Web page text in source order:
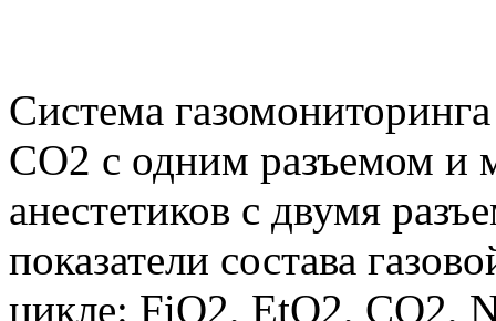
Система
CO2 с одним разъемом и
анестетиков с двумя
показатели состава
цикле: FiO2, EtO2, CO2,